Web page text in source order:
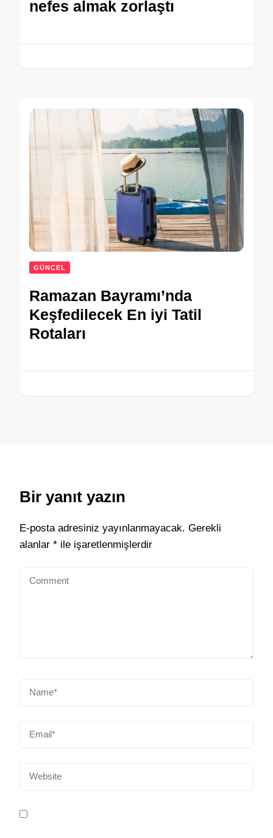
nefes almak zorlaştı
GÜNCEL
Ramazan Bayramı’nda
Keşfedilecek En iyi Tatil
Rotaları
Bir yanıt yazın
E-posta adresiniz yayınlanmayacak. Gerekli
alanlar * ile işaretlenmişlerdir